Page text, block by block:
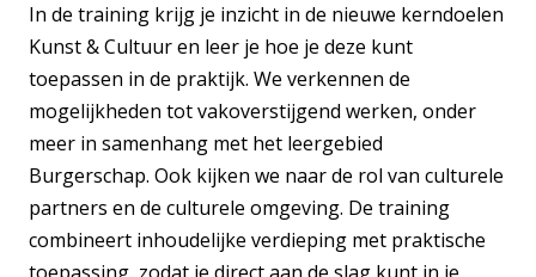
In de training krijg je inzicht in de nieuwe kerndoelen
Kunst & Cultuur en leer je hoe je deze kunt
toepassen in de praktijk. We verkennen de
mogelijkheden tot vakoverstijgend werken, onder
meer in samenhang met het leergebied
Burgerschap. Ook kijken we naar de rol van culturele
partners en de culturele omgeving. De training
combineert inhoudelijke verdieping met praktische